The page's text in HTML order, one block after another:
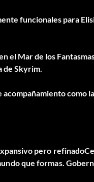
funcionales para
el Mar de los
de Skyrim.
acompañamiento como
pero refinado
que formas.